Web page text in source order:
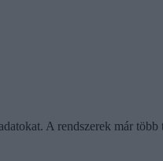
A rendszerek már több